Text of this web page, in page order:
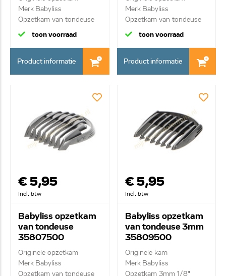
Merk Babyliss
Opzetkam van tondeuse
3-1...
toon voorraad
Product informatie
Merk Babyliss
Opzetkam van tondeuse
21-...
toon voorraad
Product informatie
€ 5,95
Incl. btw
Babyliss opzetkam
van tondeuse
35807500
Originele opzetkam
Merk Babyliss
Opzetkam van tondeuse
€ 5,95
Incl. btw
Babyliss opzetkam
van tondeuse 3mm
35809500
Originele kam
Merk Babyliss
Opzetkam 3mm 1/8"